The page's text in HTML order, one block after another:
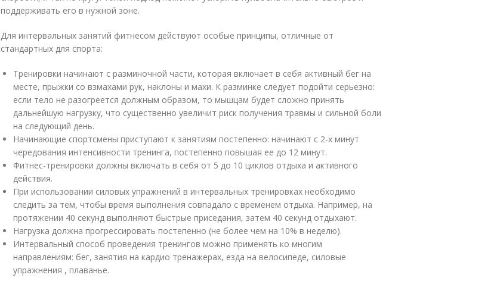
поддерживать его в нужной зоне.
Для интервальных занятий фитнесом действуют особые принципы, отличные от
стандартных для спорта:
Тренировки начинают с разминочной части, которая включает в себя активный бег на
месте, прыжки со взмахами рук, наклоны и махи. К разминке следует подойти серьезно:
если тело не разогреется должным образом, то мышцам будет сложно принять
дальнейшую нагрузку, что существенно увеличит риск получения травмы и сильной боли
на следующий день.
Начинающие спортсмены приступают к занятиям постепенно: начинают с 2-х минут
чередования интенсивности тренинга, постепенно повышая ее до 12 минут.
Фитнес-тренировки должны включать в себя от 5 до 10 циклов отдыха и активного
действия.
При использовании силовых упражнений в интервальных тренировках необходимо
следить за тем, чтобы время выполнения совпадало с временем отдыха. Например, на
протяжении 40 секунд выполняют быстрые приседания, затем 40 секунд отдыхают.
Нагрузка должна прогрессировать постепенно (не более чем на 10% в неделю).
Интервальный способ проведения тренингов можно применять ко многим
направлениям: бег, занятия на кардио тренажерах, езда на велосипеде, силовые
упражнения , плаванье.